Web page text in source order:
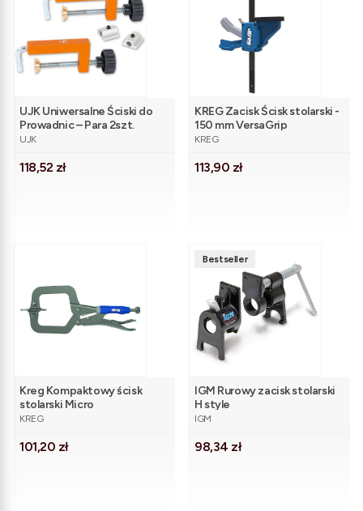
UJK Uniwersalne Ściski do
Prowadnic – Para 2szt.
PRODUCENT
UJK
Cena
118,52 zł
KREG Zacisk Ścisk stolarski -
150 mm VersaGrip
PRODUCENT
KREG
Cena
113,90 zł
Kreg Kompaktowy ścisk
stolarski Micro
PRODUCENT
KREG
Cena
101,20 zł
Bestseller
IGM Rurowy zacisk stolarski
H style
PRODUCENT
IGM
Cena
98,34 zł